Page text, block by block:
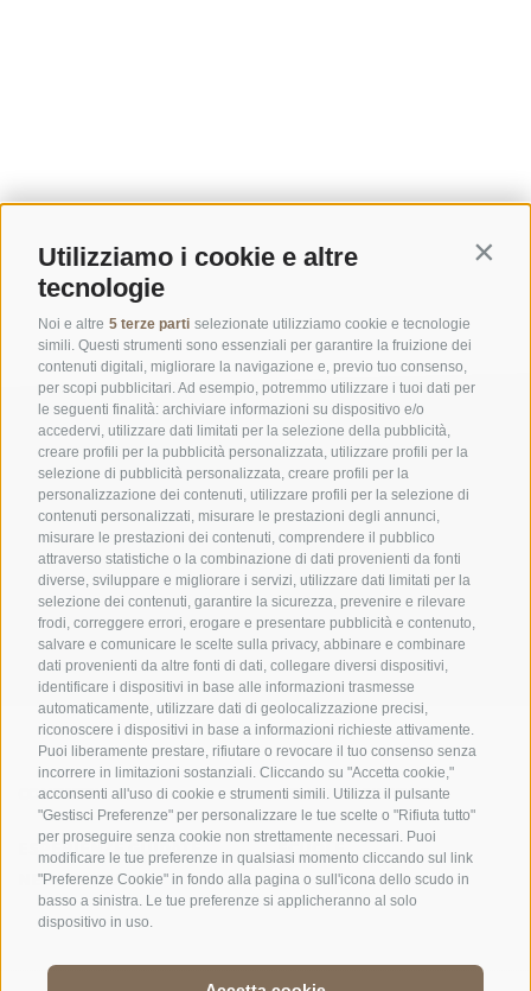
Utilizziamo i cookie e altre
tecnologie
Noi e altre 5 terze parti selezionate utilizziamo cookie e tecnologie
simili. Questi strumenti sono essenziali per garantire la fruizione dei
contenuti digitali, migliorare la navigazione e, previo tuo consenso,
per scopi pubblicitari. Ad esempio, potremmo utilizzare i tuoi dati per
le seguenti finalità: archiviare informazioni su dispositivo e/o
accedervi, utilizzare dati limitati per la selezione della pubblicità,
creare profili per la pubblicità personalizzata, utilizzare profili per la
selezione di pubblicità personalizzata, creare profili per la
personalizzazione dei contenuti, utilizzare profili per la selezione di
contenuti personalizzati, misurare le prestazioni degli annunci,
misurare le prestazioni dei contenuti, comprendere il pubblico
attraverso statistiche o la combinazione di dati provenienti da fonti
diverse, sviluppare e migliorare i servizi, utilizzare dati limitati per la
selezione dei contenuti, garantire la sicurezza, prevenire e rilevare
frodi, correggere errori, erogare e presentare pubblicità e contenuto,
salvare e comunicare le scelte sulla privacy, abbinare e combinare
dati provenienti da altre fonti di dati, collegare diversi dispositivi,
identificare i dispositivi in base alle informazioni trasmesse
automaticamente, utilizzare dati di geolocalizzazione precisi,
riconoscere i dispositivi in base a informazioni richieste attivamente.
Puoi liberamente prestare, rifiutare o revocare il tuo consenso senza
incorrere in limitazioni sostanziali. Cliccando su "Accetta cookie,"
acconsenti all'uso di cookie e strumenti simili. Utilizza il pulsante
"Gestisci Preferenze" per personalizzare le tue scelte o "Rifiuta tutto"
per proseguire senza cookie non strettamente necessari. Puoi
modificare le tue preferenze in qualsiasi momento cliccando sul link
"Preferenze Cookie" in fondo alla pagina o sull'icona dello scudo in
basso a sinistra. Le tue preferenze si applicheranno al solo
dispositivo in uso.
UFFICIO PER IL PARCO NAZIONALE DELLO STELVIO
SOCIAL MEDIA POLICY | CREDITS | MAPPA DEL SITO | COOKIE POLICY | PRIVACY
Preferenze Cookies
CONTATTI CENTRI VISITATORI
ESPERIENZE GUIDATE
NELLA NATURA
SCUOLE